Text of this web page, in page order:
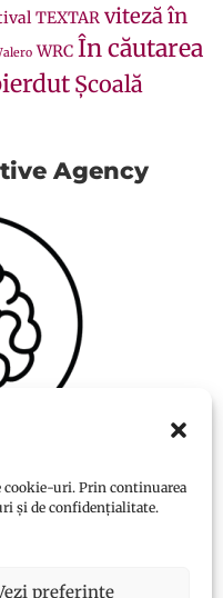
cookie-uri. Prin continuarea
și de confidențialitate.
preferințe
TEXTAR viteză în
WRC În căutarea
Școală
Agency